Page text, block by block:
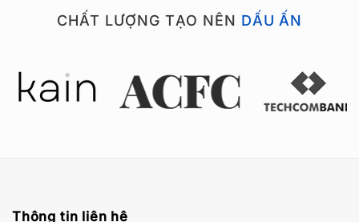
CHẤT LƯỢNG TẠO NÊN DẤU ẤN
Thông tin liên hệ